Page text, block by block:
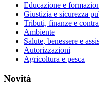
Educazione e
Giustizia e sicurezza
Tributi, finanze e
Ambiente
Salute, benessere e
Autorizzazioni
Agricoltura e pesca
Novità